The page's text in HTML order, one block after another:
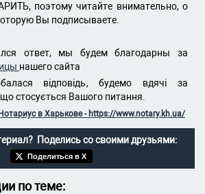
поэтому читайте внимательно, о
Вы подписываете.
ответ, мы будем благодарны за
нашего сайта
відповідь, будемо вдячі за
стосується Вашого питання.
Нотариус в Харькове - https://www.notary.kh.ua/
Поделись со своими друзьями:
Поделиться в X
по теме: